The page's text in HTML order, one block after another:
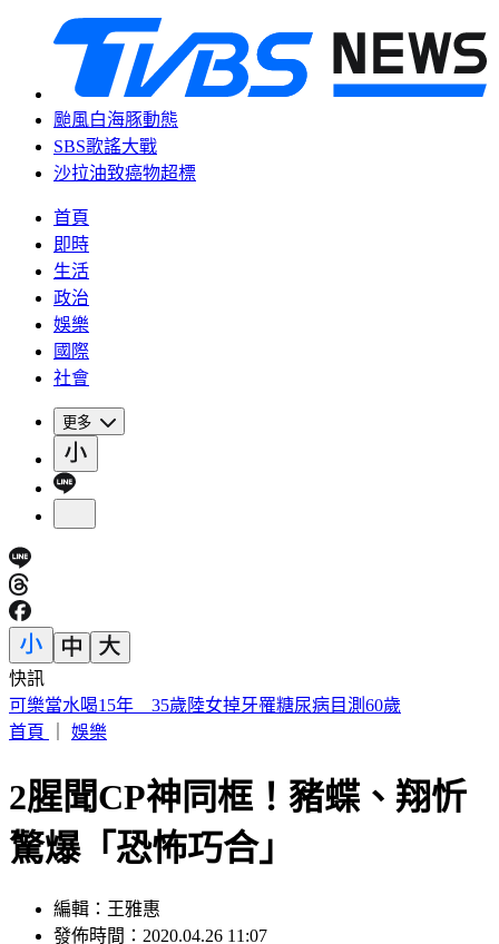
颱風白海豚動態
SBS歌謠大戰
沙拉油致癌物超標
首頁
即時
生活
政治
娛樂
國際
社會
更多
快訊
IU無預警召喚前男友 韓網替「她」心疼：很不舒服
首頁
娛樂
2腥聞CP神同框！豬蝶、翔忻
驚爆「恐怖巧合」
編輯：王雅惠
發佈時間：2020.04.26 11:07